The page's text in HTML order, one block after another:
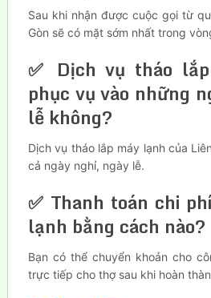
Sau khi nhận được cuộc gọi từ
Gòn sẽ có mặt sớm nhất trong
✅ Dịch vụ tháo
phục vụ vào những
lễ không?
Dịch vụ tháo lắp máy lạnh của
cả ngày nghỉ, ngày lễ.
✅ Thanh toán chi
lạnh bằng cách nào?
Bạn có thể chuyển khoản cho
trực tiếp cho thợ sau khi hoàn